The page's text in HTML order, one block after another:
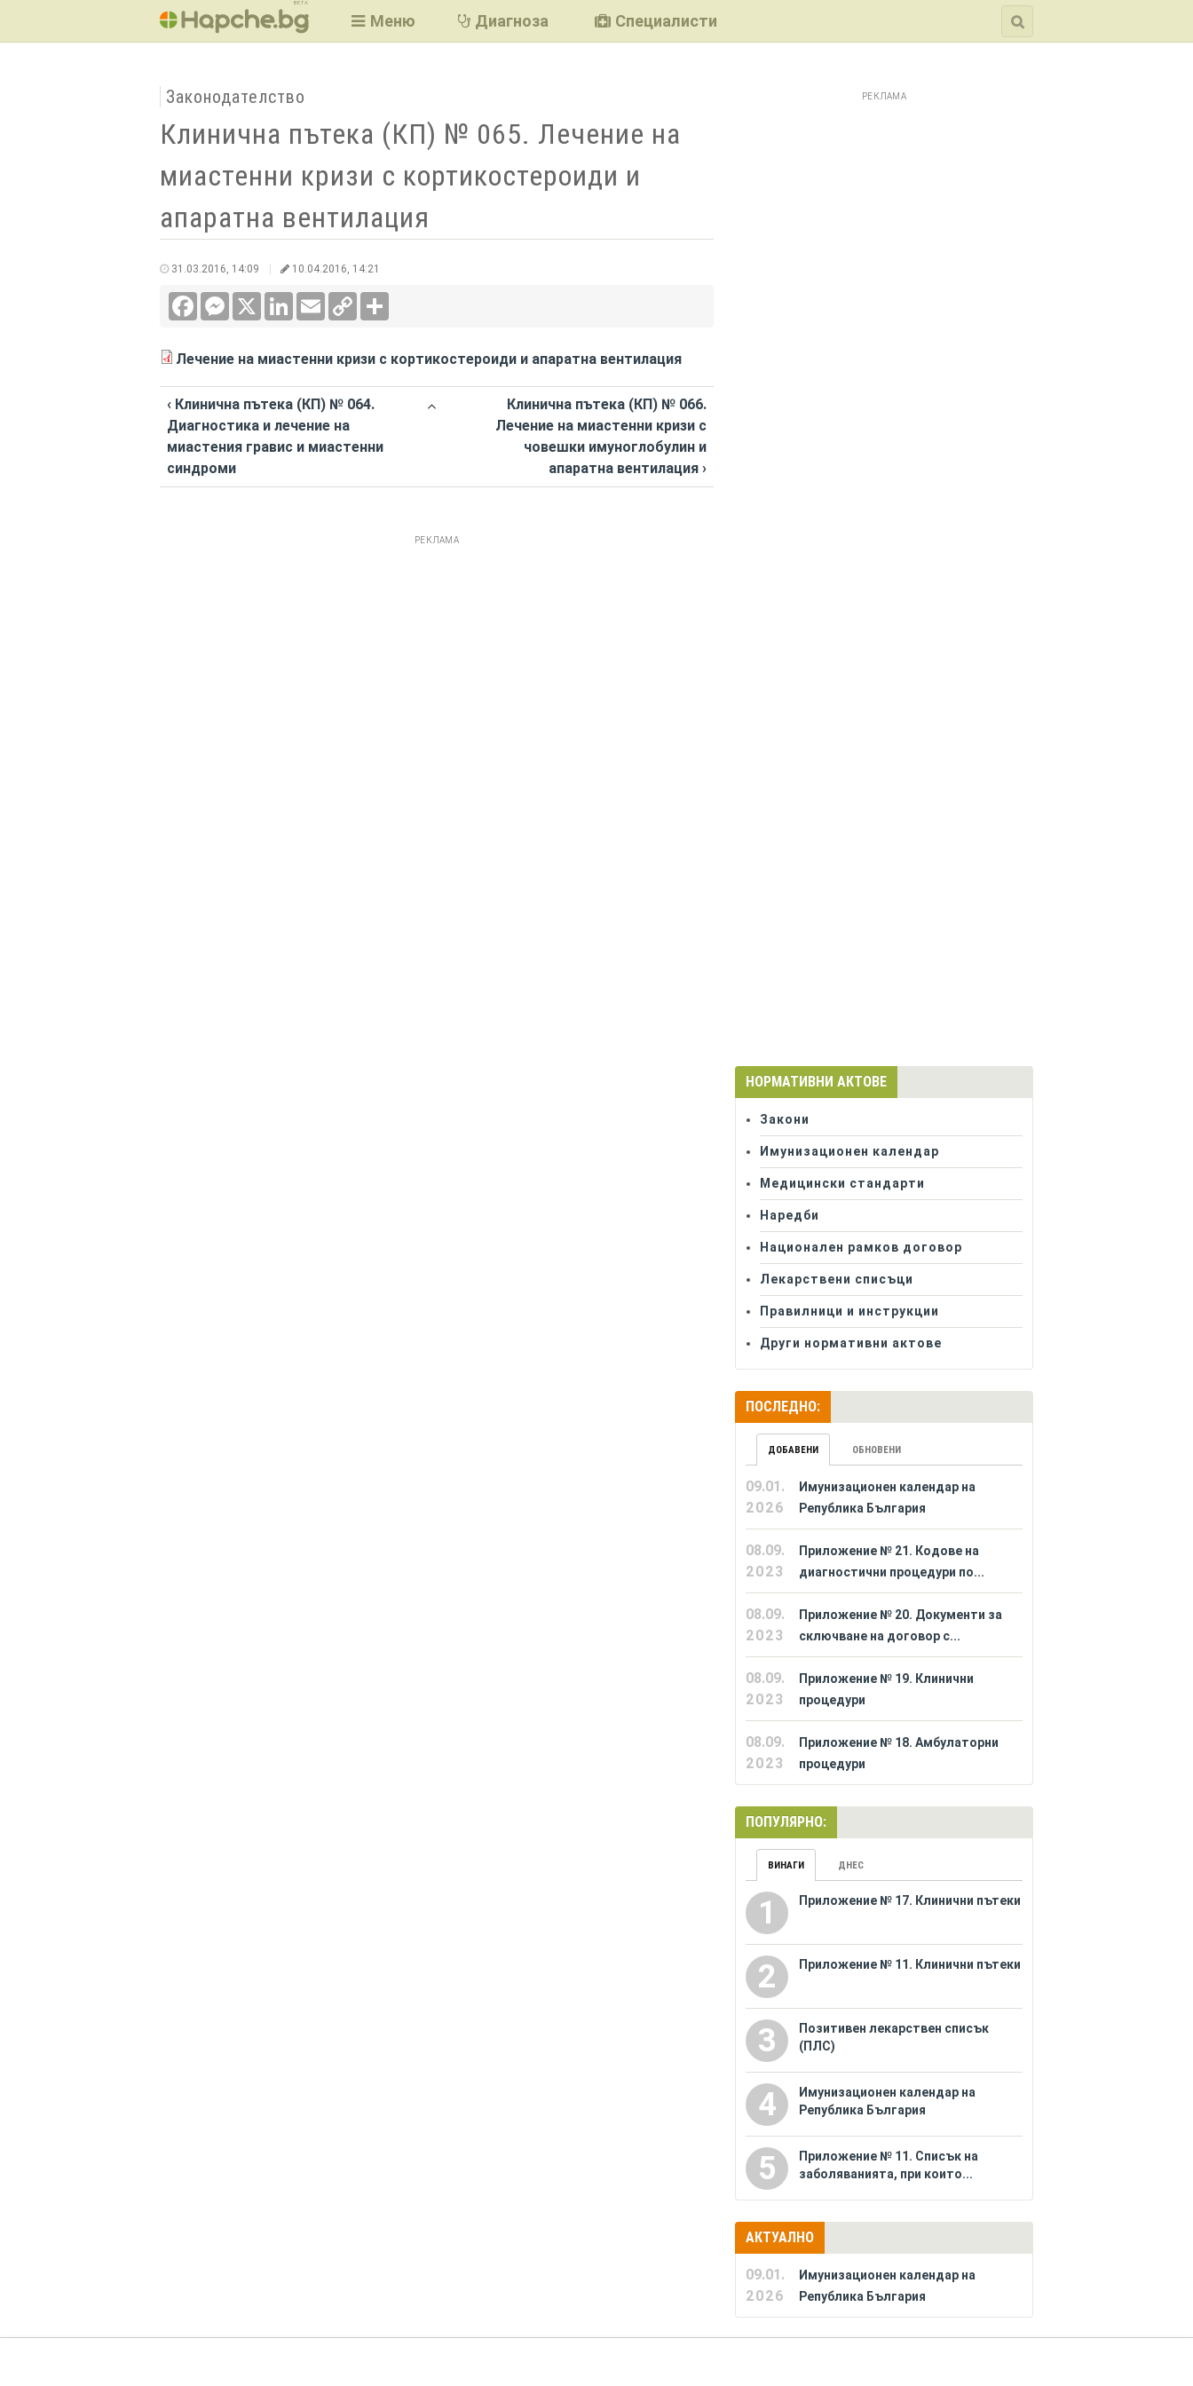
BETA
Меню Диагноза Специалисти
Законодателство
Клинична пътека (КП) № 065. Лечение на
миастенни кризи с кортикостероиди и
апаратна вентилация
31.03.2016, 14:09 10.04.2016, 14:21
FacebookMessenger LinkedInEmail
Copy
Link
Лечение на миастенни кризи с кортикостероиди и апаратна вентилация
‹ Клинична пътека (КП) № 064.
Диагностика и лечение на
миастения гравис и миастенни
синдроми
Клинична пътека (КП) № 066.
Лечение на миастенни кризи с
човешки имуноглобулин и
апаратна вентилация ›
РЕКЛАМА
РЕКЛАМА
НОРМАТИВНИ АКТОВЕ
Закони
Имунизационен календар
Медицински стандарти
Наредби
Национален рамков договор
Лекарствени списъци
Правилници и инструкции
Други нормативни актове
ПОСЛЕДНО:
ДОБАВЕНИ ОБНОВЕНИ
09.01.
2026
Имунизационен календар на
Република България
08.09.
2023
Приложение № 21. Кодове на
диагностични процедури по...
08.09.
2023
Приложение № 20. Документи за
сключване на договор с...
08.09.
2023
Приложение № 19. Клинични
процедури
08.09.
2023
Приложение № 18. Амбулаторни
процедури
ПОПУЛЯРНО:
ВИНАГИ ДНЕС
1 Приложение № 17. Клинични пътеки
2 Приложение № 11. Клинични пътеки
3
Позитивен лекарствен списък
(ПЛС)
4
Имунизационен календар на
Република България
5
Приложение № 11. Списък на
заболяванията, при които...
АКТУАЛНО
09.01.
2026
Имунизационен календар на
Република България